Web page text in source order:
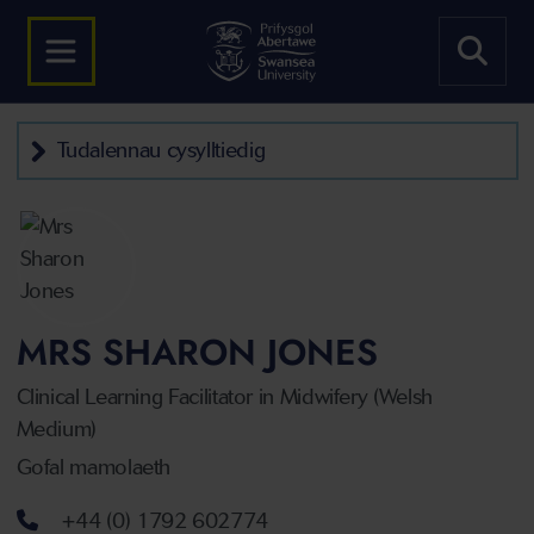
Tudalennau cysylltiedig
MRS SHARON JONES
Clinical Learning Facilitator in Midwifery (Welsh
Medium)
Gofal mamolaeth
Rhif ffôn+44 (0) 1792 602774